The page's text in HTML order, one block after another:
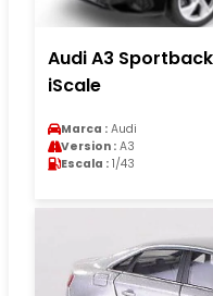
Audi A3
iScale
Marca : Audi
Version : A3
Escala : 1/43